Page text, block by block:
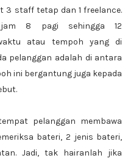
3 staff tetap dan 1 freelance.
8 pagi sehingga 12
atau tempoh yang di
pelanggan adalah di antara
ini bergantung juga kepada
pelanggan membawa
bateri, 2 jenis bateri,
Jadi, tak hairanlah jika